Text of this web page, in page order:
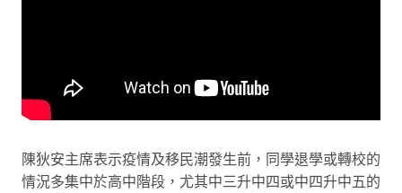
陳狄安主席表示疫情及移民潮發生前，同學退學或轉校的
情況多集中於高中階段，尤其中三升中四或中四升中五的